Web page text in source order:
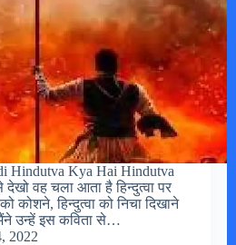
Hindutva Kya Hai Hindutva
वह चला आता है हिन्दुत्वा पर
कोशने, हिन्दुत्वा को निचा दिखाने
उन्हें इस कविता से…
2022